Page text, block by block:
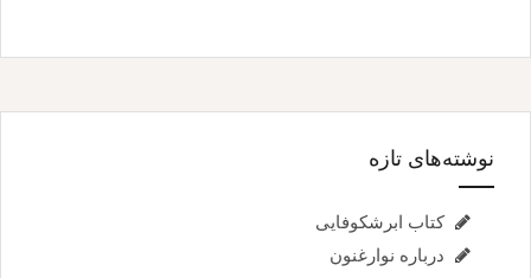
نوشته‌های تازه
کتاب ابرشکوفایی
درباره نوارغنون